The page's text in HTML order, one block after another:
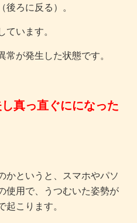
後ろに反る）。
ています。
常が発生した状態です。
真っ直ぐにになった
かというと、スマホやパソ
使用で、うつむいた姿勢が
こります。